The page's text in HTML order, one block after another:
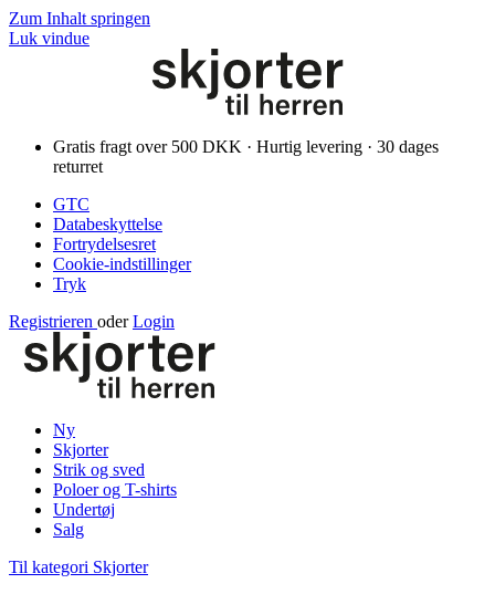
Zum Inhalt springen
Luk vindue
Gratis fragt over 500 DKK · Hurtig levering · 30 dages
returret
GTC
Databeskyttelse
Fortrydelsesret
Cookie-indstillinger
Tryk
Registrieren oder Login
Ny
Skjorter
Strik og sved
Poloer og T-shirts
Undertøj
Salg
Til kategori Skjorter